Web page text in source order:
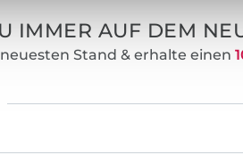
IMMER AUF DEM
Stand & erhalte einen